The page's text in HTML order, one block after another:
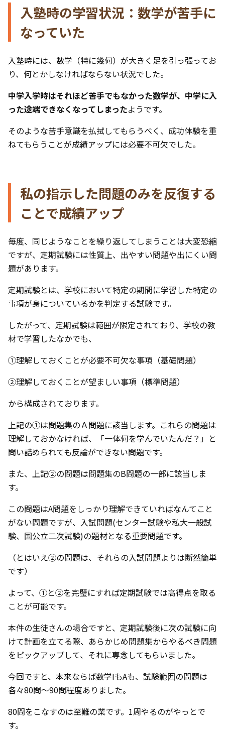
入塾時の学習状況：数学が苦手に
なっていた
入塾時には、数学（特に幾何）が大きく足を引っ張ってお
り、何とかしなければならない状況でした。
中学入学時はそれほど苦手でもなかった数学が、中学に入
った途端できなくなってしまったようです。
そのような苦手意識を払拭してもらうべく、成功体験を重
ねてもらうことが成績アップには必要不可欠でした。
私の指示した問題のみを反復する
ことで成績アップ
毎度、同じようなことを繰り返してしまうことは大変恐縮
ですが、定期試験には性質上、出やすい問題や出にくい問
題があります。
定期試験とは、学校において特定の期間に学習した特定の
事項が身についているかを判定する試験です。
したがって、定期試験は範囲が限定されており、学校の教
材で学習したなかでも、
①理解しておくことが必要不可欠な事項（基礎問題）
②理解しておくことが望ましい事項（標準問題）
から構成されております。
上記の①は問題集のＡ問題に該当します。これらの問題は
理解しておかなければ、「一体何を学んでいたんだ？」と
問い詰められても反論ができない問題です。
また、上記②の問題は問題集のB問題の一部に該当しま
す。
この問題はA問題をしっかり理解できていればなんてこと
がない問題ですが、入試問題(センター試験や私大一般試
験、国公立二次試験)の題材となる重要問題です。
（とはいえ②の問題は、それらの入試問題よりは断然簡単
です）
よって、①と②を完璧にすれば定期試験では高得点を取る
ことが可能です。
本件の生徒さんの場合ですと、定期試験後に次の試験に向
けて計画を立てる際、あらかじめ問題集からやるべき問題
をピックアップして、それに専念してもらいました。
今回ですと、本来ならば数学IもAも、試験範囲の問題は
各々80問～90問程度ありました。
80問をこなすのは至難の業です。1周やるのがやっとで
す。